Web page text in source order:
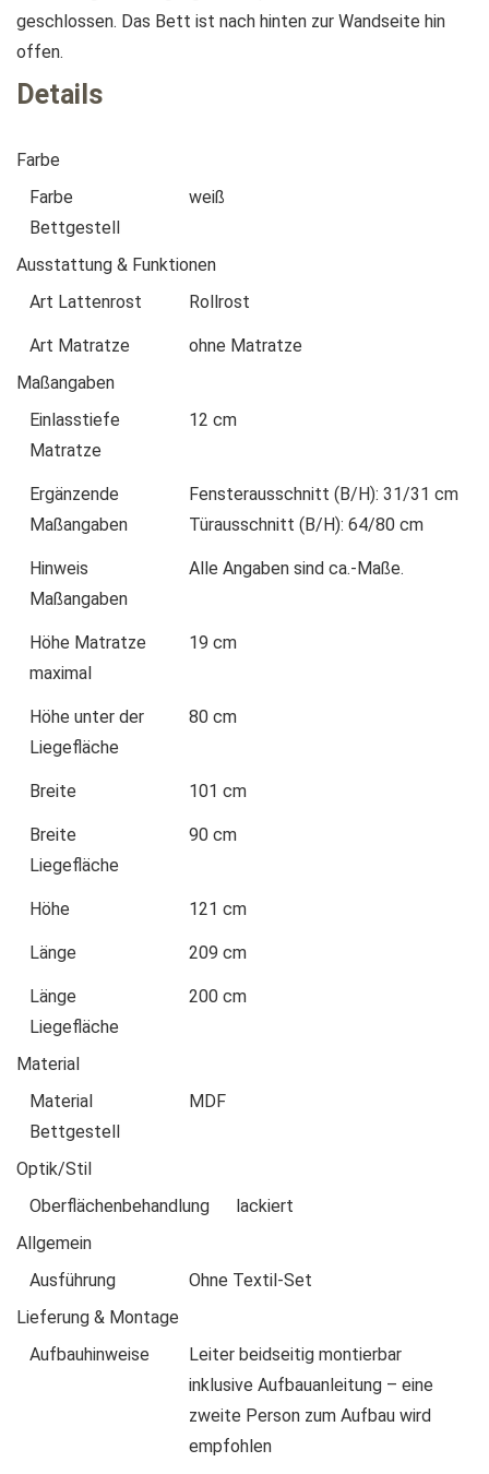
geschlossen. Das Bett ist nach hinten zur Wandseite hin
offen.
Details
Farbe
Farbe
Bettgestell
weiß
Ausstattung & Funktionen
Art Lattenrost
Rollrost
Art Matratze
ohne Matratze
Maßangaben
Einlasstiefe
Matratze
12 cm
Ergänzende
Maßangaben
Fensterausschnitt (B/H): 31/31 cm
Türausschnitt (B/H): 64/80 cm
Hinweis
Maßangaben
Alle Angaben sind ca.-Maße.
Höhe Matratze
maximal
19 cm
Höhe unter der
Liegefläche
80 cm
Breite 101 cm
Breite
Liegefläche
90 cm
Höhe 121 cm
Länge 209 cm
Länge
Liegefläche
200 cm
Material
Material
Bettgestell
MDF
Optik/Stil
Oberflächenbehandlung
lackiert
Allgemein
Ausführung
Ohne Textil-Set
Lieferung & Montage
Aufbauhinweise
Leiter beidseitig montierbar
inklusive Aufbauanleitung – eine
zweite Person zum Aufbau wird
empfohlen